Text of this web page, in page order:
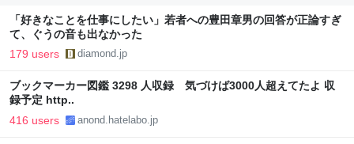
「好きなことを仕事にしたい」若者への豊田章男の回答が正論すぎ
て、ぐうの音も出なかった
179 users diamond.jp
ブックマーカー図鑑 3298 人収録 気づけば3000人超えてたよ 収
録予定 http..
416 users anond.hatelabo.jp